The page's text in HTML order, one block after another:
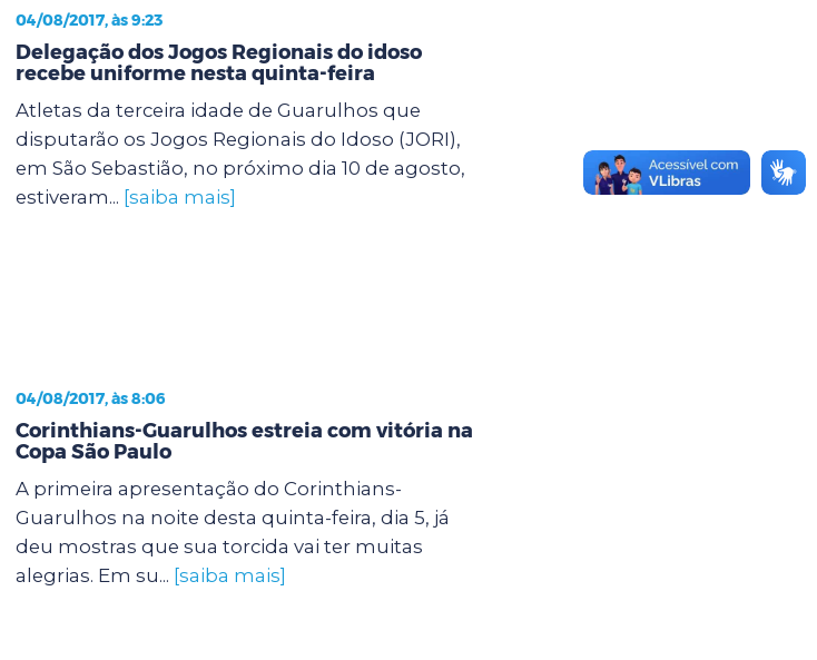
04/08/2017, às 9:23
Delegação dos Jogos Regionais do idoso
recebe uniforme nesta quinta-feira
Atletas da terceira idade de Guarulhos que
disputarão os Jogos Regionais do Idoso (JORI),
em São Sebastião, no próximo dia 10 de agosto,
estiveram... [saiba mais]
04/08/2017, às 8:06
Corinthians-Guarulhos estreia com vitória na
Copa São Paulo
A primeira apresentação do Corinthians-
Guarulhos na noite desta quinta-feira, dia 5, já
deu mostras que sua torcida vai ter muitas
alegrias. Em su... [saiba mais]